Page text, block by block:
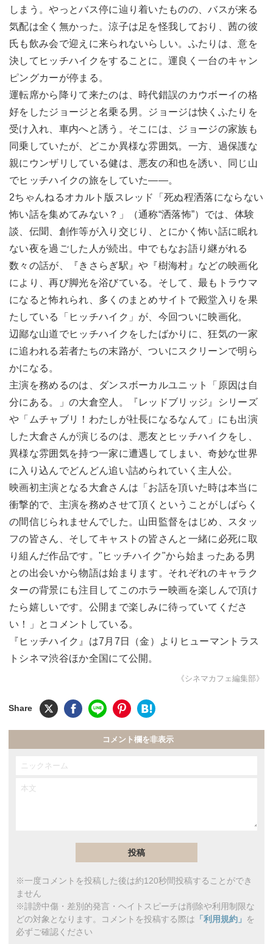
しまう。やっとバス停に辿り着いたものの、バスが来る
気配は全く無かった。涼子は足を怪我しており、茜の彼
氏も飲み会で迎えに来られないらしい。ふたりは、意を
決してヒッチハイクをすることに。運良く一台のキャン
ピングカーが停まる。
運転席から降りて来たのは、時代錯誤のカウボーイの格
好をしたジョージと名乗る男。ジョージは快くふたりを
受け入れ、車内へと誘う。そこには、ジョージの家族も
同乗していたが、どこか異様な雰囲気。一方、過保護な
親にウンザリしている健は、悪友の和也を誘い、同じ山
でヒッチハイクの旅をしていた――。
2ちゃんねるオカルト版スレッド「死ぬ程洒落にならない
怖い話を集めてみない？」（通称“洒落怖”）では、体験
談、伝聞、創作等が入り交じり、とにかく怖い話に眠れ
ない夜を過ごした人が続出。中でもなお語り継がれる
数々の話が、『きさらぎ駅』や『樹海村』などの映画化
により、再び脚光を浴びている。そして、最もトラウマ
になると怖れられ、多くのまとめサイトで殿堂入りを果
たしている「ヒッチハイク」が、今回ついに映画化。
辺鄙な山道でヒッチハイクをしたばかりに、狂気の一家
に追われる若者たちの末路が、ついにスクリーンで明ら
かになる。
主演を務めるのは、ダンスボーカルユニット「原因は自
分にある。」の大倉空人。『レッドブリッジ』シリーズ
や「ムチャブリ！わたしが社長になるなんて」にも出演
した大倉さんが演じるのは、悪友とヒッチハイクをし、
異様な雰囲気を持つ一家に遭遇してしまい、奇妙な世界
に入り込んでどんどん追い詰められていく主人公。
映画初主演となる大倉さんは「お話を頂いた時は本当に
衝撃的で、主演を務めさせて頂くということがしばらく
の間信じられませんでした。山田監督をはじめ、スタッ
フの皆さん、そしてキャストの皆さんと一緒に必死に取
り組んだ作品です。"ヒッチハイク"から始まったある男
との出会いから物語は始まります。それぞれのキャラク
ターの背景にも注目してこのホラー映画を楽しんで頂け
たら嬉しいです。公開まで楽しみに待っていてくださ
い！」とコメントしている。
『ヒッチハイク』は7月7日（金）よりヒューマントラス
トシネマ渋谷ほか全国にて公開。
《シネマカフェ編集部》
コメント欄を非表示
※一度コメントを投稿した後は約120秒間投稿することができ
ません
※誹謗中傷・差別的発言・ヘイトスピーチは削除や利用制限な
どの対象となります。コメントを投稿する際は 「利用規約」 を
必ずご確認ください